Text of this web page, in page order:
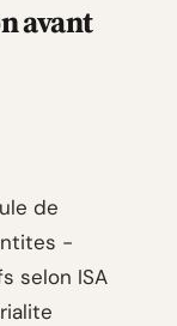
avant
de
-
selon ISA